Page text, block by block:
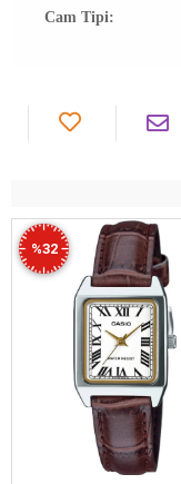
Cam Tipi:
%32